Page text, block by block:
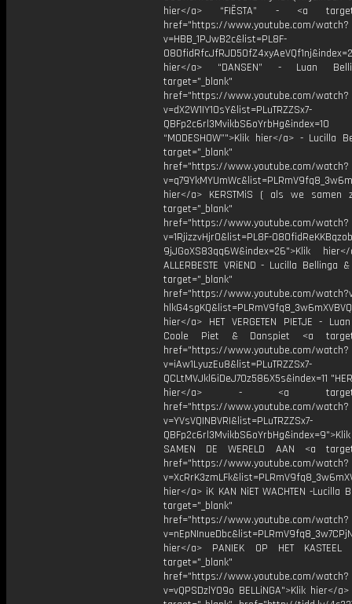
hier</a> “FIËSTA” - <a
href="https://www.youtube.com/watch?
v=HBB_1PJwB2c&list=PL8F-
hier</a> “DANSEN” - Luan
target="_blank"
href="https://www.youtube.com/watch?
v=dX2W1IY1OsY&list=PLuTRZZSx7-
QBFp2c6rl3MvikbS6oYrbHg&index=10
“MODESHOW”">Klik hier</a> - Lucilla
target="_blank"
href="https://www.youtube.com/watch?
hier</a> KERSTMiS ( als we samen
target="_blank"
href="https://www.youtube.com/watch?
v=1RjizzvHjr0&list=PL8F-
9jJGoXS83qq6W&index=26">Klik
ALLERBESTE VRiEND - Lucilla Bellinga
target="_blank"
href="https://www.youtube.com/
hier</a> HET VERGETEN PIETJE -
Coole Piet & Danspiet <a
href="https://www.youtube.com/watch?
v=iAw1LyuzEu8&list=PLuTRZZSx7-
QCLtMVJkl6iDeJ7Oz586X5s&index=11
hier</a> - <a
href="https://www.youtube.com/watch?
v=YVsVQINBVRI&list=PLuTRZZSx7-
SAMEN DE WERELD AAN <a
href="https://www.youtube.com/watch?
hier</a> iK KAN NiET WACHTEN -Lucilla
target="_blank"
href="https://www.youtube.com/watch?
hier</a> PANIEK OP HET
target="_blank"
href="https://www.youtube.com/watch?
v=vQPSDzlYO9o BELLiNGA">Klik hier</